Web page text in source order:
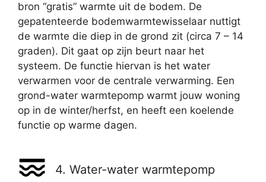
bron “gratis” warmte uit de bodem. De
gepatenteerde bodemwarmtewisselaar nuttigt
de warmte die diep in de grond zit (circa 7 – 14
graden). Dit gaat op zijn beurt naar het
systeem. De functie hiervan is het water
verwarmen voor de centrale verwarming. Een
grond-water warmtepomp warmt jouw woning
op in de winter/herfst, en heeft een koelende
functie op warme dagen.
4. Water-water warmtepomp